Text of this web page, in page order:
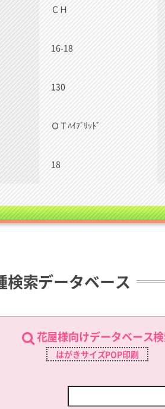
ＣＨ
16-18
130
ＯＴﾊｲﾌﾞﾘｯﾄﾞ
18
検索データベース
花屋様向けデータベース
はがきサイズPOP印刷